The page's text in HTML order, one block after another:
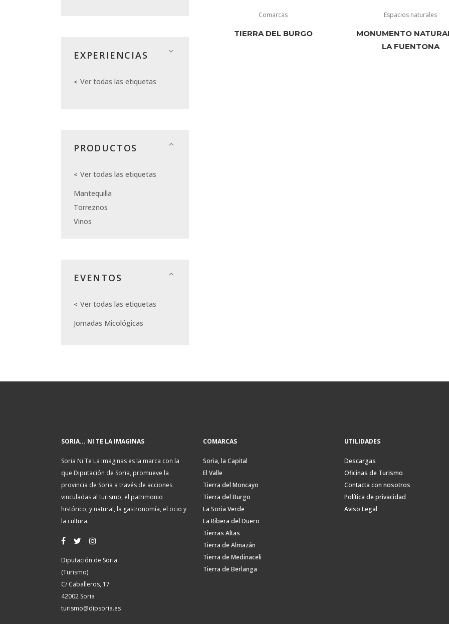
EXPERIENCIAS
Ver todas las etiquetas
PRODUCTOS
Ver todas las etiquetas
Mantequilla
Torreznos
Vinos
EVENTOS
Ver todas las etiquetas
Jornadas Micológicas
Comarcas
TIERRA DEL BURGO
Espacios naturales
MONUMENTO
LA FUENTONA
SORIA... NI TE LA IMAGINAS
Soria Ni Te La Imaginas es la marca con la
que Diputación de Soria, promueve la
provincia de Soria a través de acciones
vinculadas al turismo, el patrimonio
histórico, y natural, la gastronomía, el ocio y
la cultura.
Diputación de Soria
(Turismo)
C/ Caballeros, 17
42002 Soria
turismo@dipsoria.es
COMARCAS
Soria, la Capital
El Valle
Tierra del Moncayo
Tierra del Burgo
La Soria Verde
La Ribera del Duero
Tierras Altas
Tierra de Almazán
Tierra de Medinaceli
Tierra de Berlanga
UTILIDADES
Descargas
Oficinas de Turismo
Contacta con nosotros
Política de privacidad
Aviso Legal